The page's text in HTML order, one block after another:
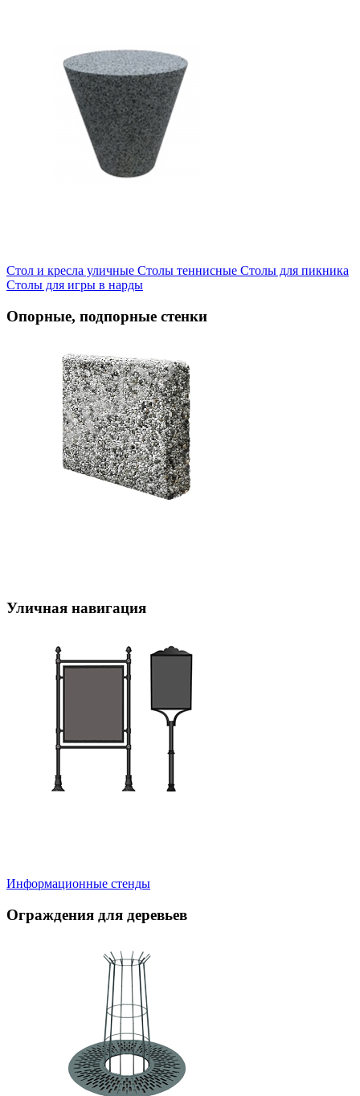
Стол и кресла уличные Cтолы теннисные Столы для пикника
Столы для игры в нарды
Опорные, подпорные стенки
Уличная навигация
Информационные стенды
Ограждения для деревьев